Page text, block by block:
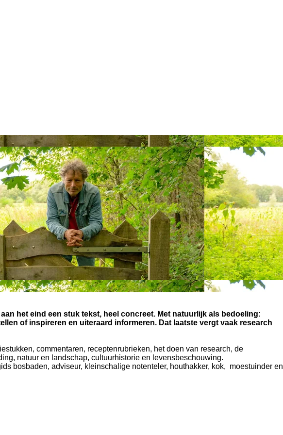
het eind een stuk tekst, heel concreet. Met natuurlijk als bedoeling:
of inspireren en uiteraard informeren. Dat laatste vergt vaak research
commentaren, receptenrubrieken, het doen van research, de
natuur en landschap, cultuurhistorie en levensbeschouwing.
bosbaden, adviseur, kleinschalige notenteler, houthakker, kok, moestuinder en